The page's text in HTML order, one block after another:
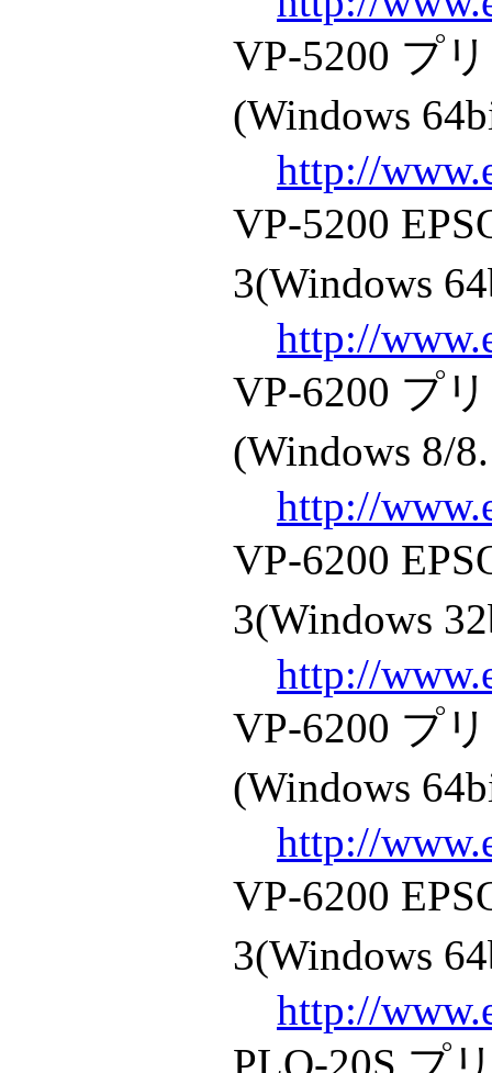
VP-5200 プ
(Windows
http://
VP-5200
3(Windows
http://
VP-6200 プ
(Windows 8/
http://
VP-6200
3(Windows
http://
VP-6200 プ
(Windows
http://
VP-6200
3(Windows
http://